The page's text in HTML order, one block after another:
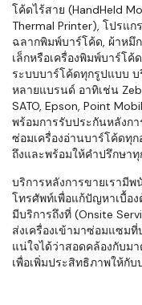
โค้ดไร้สาย (HandHeld
Thermal Printer), โปรแ
ฉลากพิมพ์บาร์โค้ด, ผ้าหมึ
เล็กหรือเครื่องพิมพ์บาร์โ
ระบบบาร์โค้ดทุกรูปแบบ
หลายแบรนด์ อาทิเช่น
SATO, Epson, Point
พร้อมการรับประกันหลังก
ซ่อมเครื่องอ่านบาร์โค้ดทุก
ถึงและพร้อมให้คำปรึกษา
บริการหลังการขายเรามี
โทรศัพท์เพื่อแก้ปัญหาเบื้อ
มีบริการถึงที่ (Onsite
ส่งเครื่องเข้ามาซ่อมแซม
แน่ใจได้ว่าสอดคล้องกับม
เพื่อเพิ่มประสิทธิภาพให้กั